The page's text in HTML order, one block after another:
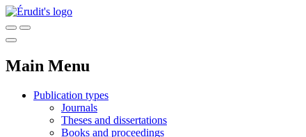
Main Menu
Publication types
Journals
Theses and dissertations
Books and proceedings